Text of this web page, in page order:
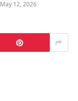
May 12, 2026